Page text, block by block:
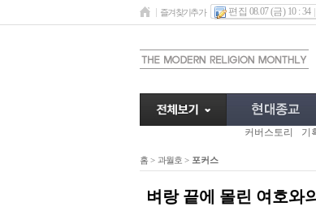
즐겨찾기추가 편집 08.07 (금) 10 : 34
커버스토리 기
홈 > 과월호 > 포커스
벼랑 끝에 몰린 여호와